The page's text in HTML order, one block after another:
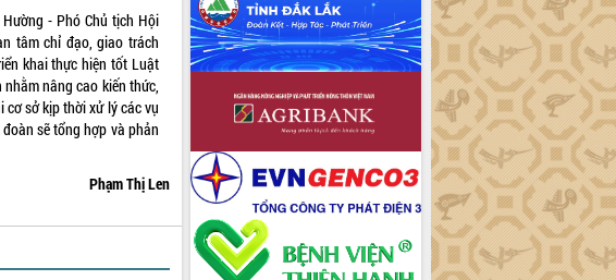
- Phó Chủ tịch Hội
tâm chỉ đạo, giao trách
khai thực hiện tốt Luật
nâng cao kiến thức,
sở kịp thời xử lý các vụ
sẽ tổng hợp và phản
Phạm Thị Len